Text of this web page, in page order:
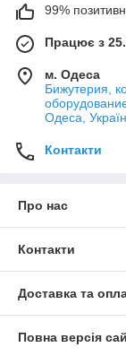
99%
Працює з
м. Одеса
Бижутерия,
Одеса,
Контакти
Про нас
Контакти
Доставка та
Повна версія